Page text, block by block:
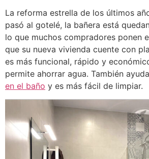
La reforma estrella de los últimos
pasó al gotelé, la bañera está
lo que muchos compradores ponen
que su nueva vivienda cuente con
es más funcional, rápido y
permite ahorrar agua. También
en el baño y es más fácil de limpiar.